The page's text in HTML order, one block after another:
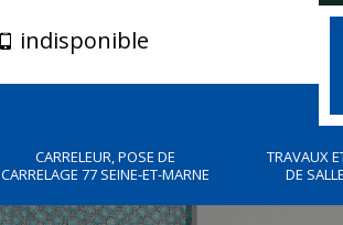
indisponible
CARRELEUR, POSE DE
CARRELAGE 77 SEINE-ET-MARNE
TRAVAUX
DE